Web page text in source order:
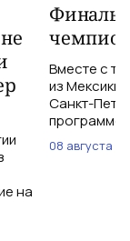
на
Вместе с
из Мексики
Санкт-
программе
08 августа